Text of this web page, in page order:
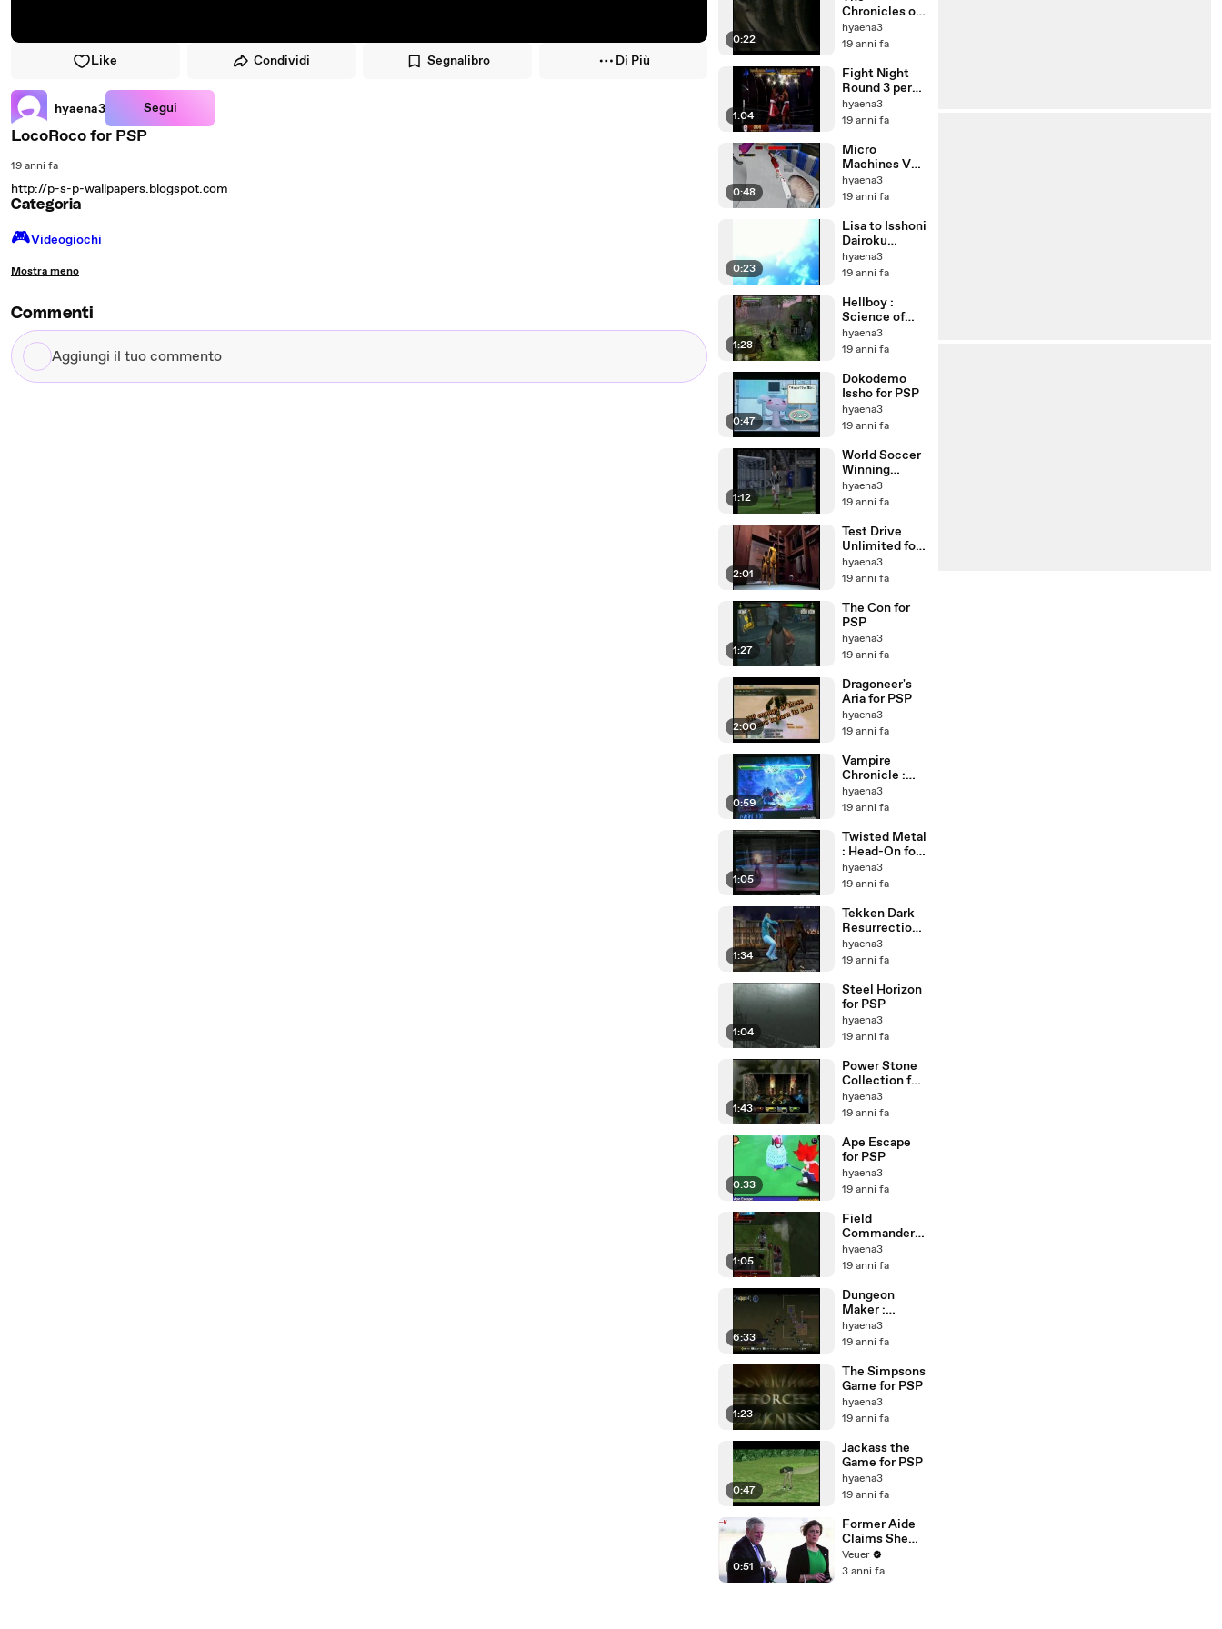
Like Condividi Segnalibro Di Più
hyaena3 Segui
LocoRoco for PSP
19 anni fa
http://p-s-p-wallpapers.blogspot.com
Categoria
🎮️Videogiochi
Mostra meno
Commenti
Aggiungi
il
0:22
Chronicles of
Narnia : Prince
Caspian for
hyaena3
19 anni fa
1:04
Fight Night
Round 3 per
psp
hyaena3
19 anni fa
0:48
Micro
Machines V4
for PSP
hyaena3
19 anni fa
0:23
Lisa to Isshoni
Dairoku
Oudan : AI
Ressha de
PSP
hyaena3
19 anni fa
1:28
Hellboy :
Science of
Evil for PSP
hyaena3
19 anni fa
0:47
Dokodemo
Issho for PSP
hyaena3
19 anni fa
1:12
World Soccer
Winning
Eleven 9 for
PSP
hyaena3
19 anni fa
2:01
Test Drive
Unlimited for
PSP
hyaena3
19 anni fa
1:27
The Con for
PSP
hyaena3
19 anni fa
2:00
Dragoneer's
Aria for PSP
hyaena3
19 anni fa
0:59
Vampire
Chronicle :
The Chaos
Tower for PSP
hyaena3
19 anni fa
1:05
Twisted Metal
: Head-On for
PSP
hyaena3
19 anni fa
1:34
Tekken Dark
Resurrection
for PSP
hyaena3
19 anni fa
1:04
Steel Horizon
for PSP
hyaena3
19 anni fa
1:43
Power Stone
Collection for
PSP
hyaena3
19 anni fa
0:33
Ape Escape
for PSP
hyaena3
19 anni fa
1:05
Field
Commander
for PSP
hyaena3
19 anni fa
6:33
Dungeon
Maker :
Hunting
Ground for
hyaena3
19 anni fa
1:23
The Simpsons
Game for PSP
hyaena3
19 anni fa
0:47
Jackass the
Game for PSP
hyaena3
19 anni fa
0:51
Former Aide
Claims She
Was Asked to
Make a ‘Hit
Veuer
3 anni fa